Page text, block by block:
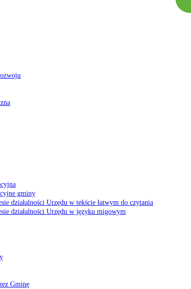
gminy
działalności Urzędu w tekście łatwym do czytania
działalności Urzędu w języku migowym
Gminę